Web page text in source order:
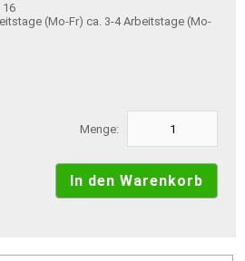
16
ca. 3-4 Arbeitstage (Mo-
Menge: